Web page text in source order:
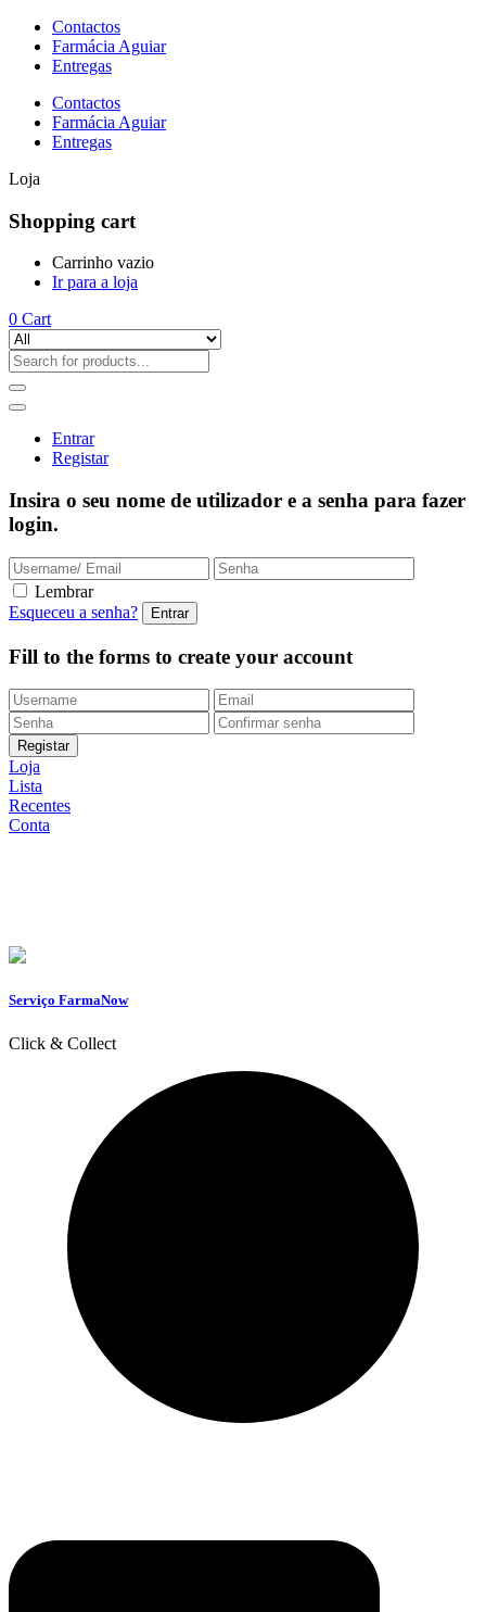
Contactos
Farmácia Aguiar
Entregas
Contactos
Farmácia Aguiar
Entregas
Loja
Shopping cart
Carrinho vazio
Ir para a loja
0 Cart
Entrar
Registar
Insira o seu nome de utilizador e a senha para fazer
login.
Lembrar
Esqueceu a senha?
Fill to the forms to create your account
Loja
Lista
Recentes
Conta
Serviço FarmaNow
Click & Collect